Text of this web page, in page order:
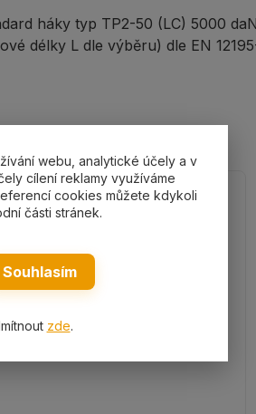
háky typ TP2-50 (LC) 5000
délky L dle výběru) dle EN
webu, analytické účely a v
cílení reklamy využíváme
cookies můžete kdykoli
části stránek.
Souhlasím
zde.